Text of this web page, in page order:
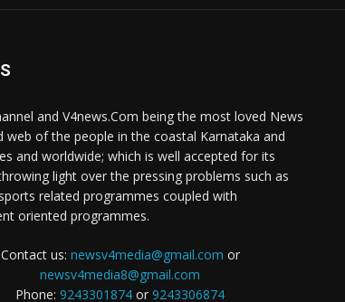
and V4news.Com being the most loved News
web of the people in the coastal Karnataka and
and worldwide; which is well accepted for its
light over the pressing problems such as
related programmes coupled with
oriented programmes.
Contact us: newsv4media@gmail.com or
newsv4media8@gmail.com
Phone: 9243301874 or 9243306874